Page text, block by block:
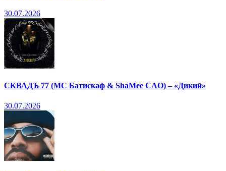
30.07.2026
СКВАДЪ 77 (МС Батискаф & ShaMee CAO) – «Дикий»
30.07.2026